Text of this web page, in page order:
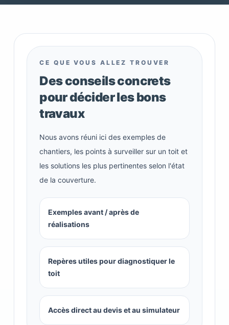
CE QUE VOUS ALLEZ TROUVER
Des conseils concrets
pour décider les bons
travaux
Nous avons réuni ici des exemples de
chantiers, les points à surveiller sur un toit et
les solutions les plus pertinentes selon l'état
de la couverture.
Exemples avant / après de
réalisations
Repères utiles pour diagnostiquer le
toit
Accès direct au devis et au simulateur